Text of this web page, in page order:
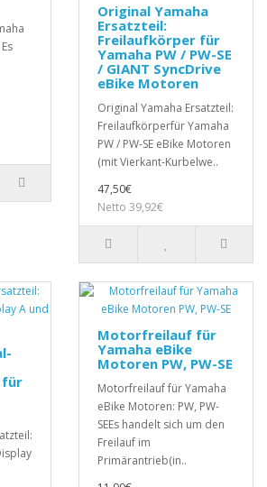
Original Yamaha
Ersatzteil:
Freilaufkörper für
Yamaha PW / PW-SE
/ GIANT SyncDrive
eBike Motoren
Original Yamaha Ersatzteil:
Freilaufkörperfür Yamaha
PW / PW-SE eBike Motoren
(mit Vierkant-Kurbelwe..
47,50€
Netto 39,92€
für
Motorfreilauf für
Yamaha eBike
Motoren PW, PW-SE
Motorfreilauf für Yamaha
eBike Motoren: PW, PW-
SEEs handelt sich um den
Freilauf im
Primärantrieb(in..